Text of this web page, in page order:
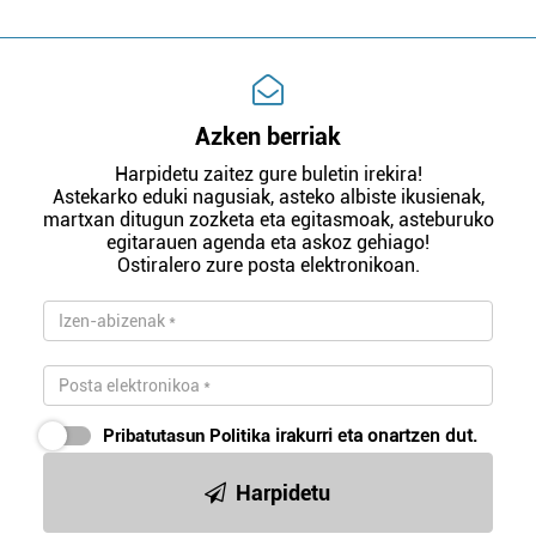
Azken berriak
Harpidetu zaitez gure buletin irekira!
Astekarko eduki nagusiak, asteko albiste ikusienak,
martxan ditugun zozketa eta egitasmoak, asteburuko
egitarauen agenda eta askoz gehiago!
Ostiralero zure posta elektronikoan.
Pribatutasun Politika irakurri eta onartzen dut.
Harpidetu